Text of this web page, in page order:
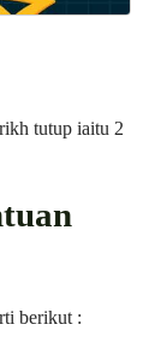
tutup iaitu 2
berikut :